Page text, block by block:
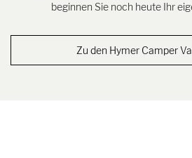
beginnen Sie noch heute Ihr
Zu den Hymer Camper